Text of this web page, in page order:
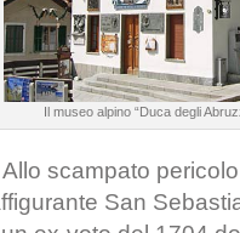
Il museo alpino “Duca degli
scampato
San